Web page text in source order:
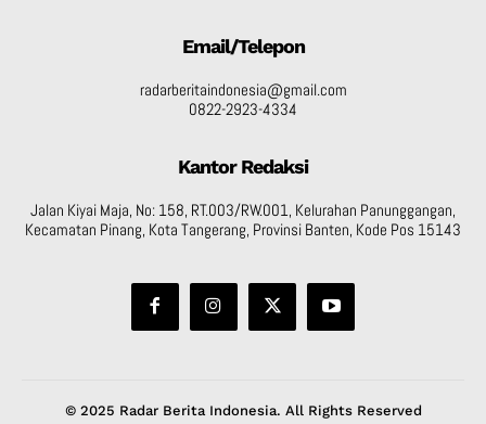
Email/Telepon
radarberitaindonesia@gmail.com
0822-2923-4334
Kantor Redaksi
Jalan Kiyai Maja, No: 158, RT.003/RW.001, Kelurahan Panunggangan,
Kecamatan Pinang, Kota Tangerang, Provinsi Banten, Kode Pos 15143
© 2025 Radar Berita Indonesia. All Rights Reserved